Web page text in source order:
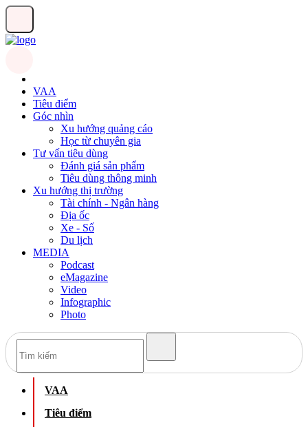
VAA
Tiêu điểm
Góc nhìn
Xu hướng quảng cáo
Học từ chuyên gia
Tư vấn tiêu dùng
Đánh giá sản phẩm
Tiêu dùng thông minh
Xu hướng thị trường
Tài chính - Ngân hàng
Địa ốc
Xe - Số
Du lịch
MEDIA
Podcast
eMagazine
Video
Infographic
Photo
VAA
Tiêu điểm